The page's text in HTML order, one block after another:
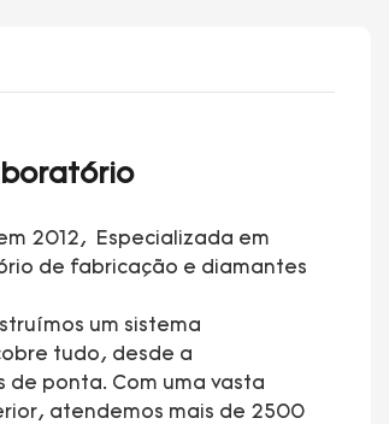
2012, Especializada em
de fabricação e diamantes
um sistema
tudo, desde a
de ponta. Com uma vasta
atendemos mais de 2500